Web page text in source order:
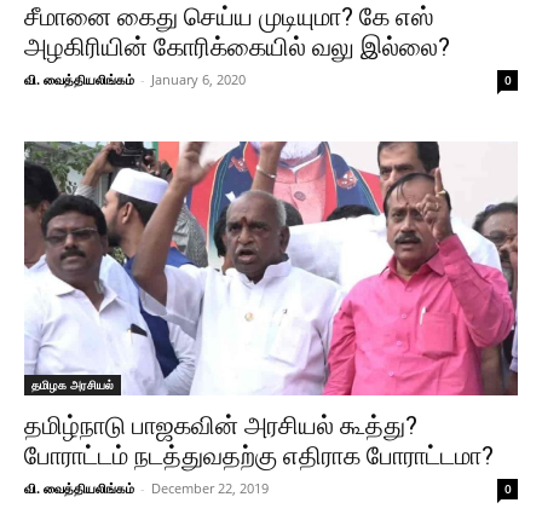
சீமானை கைது செய்ய முடியுமா? கே எஸ்
அழகிரியின் கோரிக்கையில் வலு இல்லை?
வி. வைத்தியலிங்கம் - January 6, 2020 0
தமிழக அரசியல்
தமிழ்நாடு பாஜகவின் அரசியல் கூத்து?
போராட்டம் நடத்துவதற்கு எதிராக போராட்டமா?
வி. வைத்தியலிங்கம் - December 22, 2019 0